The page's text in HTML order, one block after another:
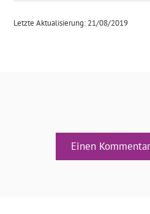
Letzte Aktualisierung: 21/08/2019
Einen